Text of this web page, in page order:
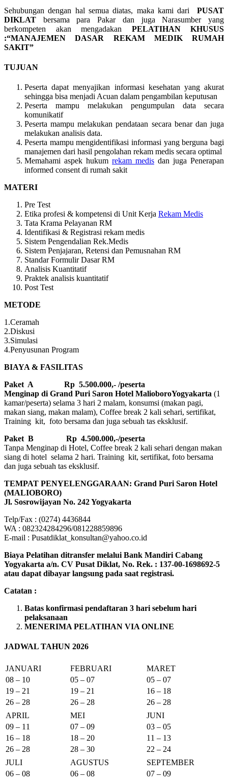
Sehubungan dengan hal semua diatas, maka kami dari PUSAT
DIKLAT bersama para Pakar dan juga Narasumber yang
berkompeten akan mengadakan PELATIHAN KHUSUS
:“MANAJEMEN DASAR REKAM MEDIK RUMAH
SAKIT”
TUJUAN
Peserta dapat menyajikan informasi kesehatan yang akurat
sehingga bisa menjadi Acuan dalam pengambilan keputusan
Peserta mampu melakukan pengumpulan data secara
komunikatif
Peserta mampu melakukan pendataan secara benar dan juga
melakukan analisis data.
Peserta mampu mengidentifikasi informasi yang berguna bagi
manajemen dari hasil pengolahan rekam medis secara optimal
Memahami aspek hukum rekam medis dan juga Penerapan
informed consent di rumah sakit
MATERI
Pre Test
Etika profesi & kompetensi di Unit Kerja Rekam Medis
Tata Krama Pelayanan RM
Identifikasi & Registrasi rekam medis
Sistem Pengendalian Rek.Medis
Sistem Penjajaran, Retensi dan Pemusnahan RM
Standar Formulir Dasar RM
Analisis Kuantitatif
Praktek analisis kuantitatif
Post Test
METODE
1.Ceramah
2.Diskusi
3.Simulasi
4.Penyusunan Program
BIAYA & FASILITAS
Paket A Rp 5.500.000,- /peserta
Menginap di Grand Puri Saron Hotel MalioboroYogyakarta (1
kamar/peserta) selama 3 hari 2 malam, konsumsi (makan pagi,
makan siang, makan malam), Coffee break 2 kali sehari, sertifikat,
Training kit, foto bersama dan juga sebuah tas eksklusif.
Paket B
Rp 4.500.000,-/peserta
Tanpa Menginap di Hotel, Coffee break 2 kali sehari dengan makan
siang di hotel selama 2 hari. Training kit, sertifikat, foto bersama
dan juga sebuah tas eksklusif.
TEMPAT PENYELENGGARAAN: Grand Puri Saron Hotel
(MALIOBORO)
Jl. Sosrowijayan No. 242 Yogyakarta
Telp/Fax : (0274) 4436844
WA : 082324284296/081228859896
E-mail : Pusatdiklat_konsultan@yahoo.co.id
Biaya Pelatihan ditransfer melalui Bank Mandiri Cabang
Yogyakarta a/n. CV Pusat Diklat, No. Rek. : 137-00-1698692-5
atau dapat dibayar langsung pada saat registrasi.
Catatan :
Batas konfirmasi pendaftaran 3 hari sebelum hari
pelaksanaan
MENERIMA PELATIHAN VIA ONLINE
JADWAL TAHUN 2026
JANUARI FEBRUARI
MARET
08 – 10
05 – 07
05 – 07
19 – 21
19 – 21
16 – 18
26 – 28
26 – 28
26 – 28
APRIL
MEI
JUNI
09 – 11
07 – 09
03 – 05
16 – 18
18 – 20
11 – 13
26 – 28
28 – 30
22 – 24
JULI
AGUSTUS
SEPTEMBER
06 – 08
06 – 08
07 – 09